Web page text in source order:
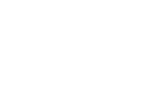
проводит
и России, а
ценам на лечение
костные